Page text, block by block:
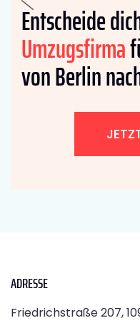
Entscheide
Umzugsfirma
von Berlin
ADRESSE
Friedrichstraße 207,